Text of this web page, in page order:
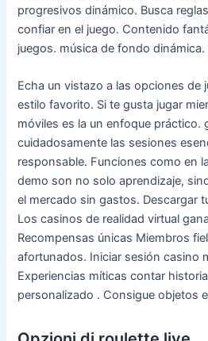
progresivos dinámico. Busca
confiar en el juego. Contenido
juegos. música de fondo dinámica.
Echa un vistazo a las opciones de
estilo favorito. Si te gusta jugar
móviles es la un enfoque práctico.
cuidadosamente las sesiones
responsable. Funciones como en
demo son no solo aprendizaje,
el mercado sin gastos. Descargar
Los casinos de realidad virtual
Recompensas únicas Miembros
afortunados. Iniciar sesión casino
Experiencias míticas contar
personalizado . Consigue objetos